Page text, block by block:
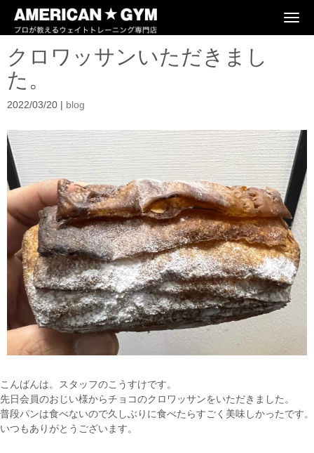
N
クロワッサンいただきまし
た。
2022/03/20 | blog
こんばんは。
スタッフのこうすけです。
先日会員のおじい様からチョコのクロワッサンをいただきました。
普段パンは食べないので久しぶりに食べたらすごく美味しかったです。
いつもありがとうございます。